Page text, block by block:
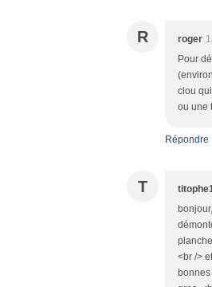
R roger
Pour
clou
ou une
Répondre
T
<br />